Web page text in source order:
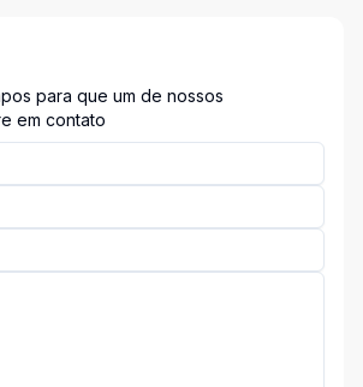
para que um de nossos
em contato